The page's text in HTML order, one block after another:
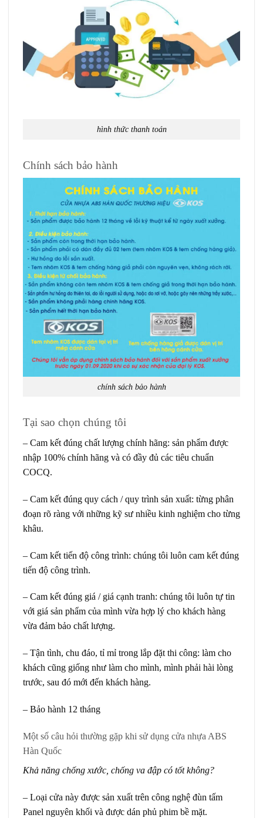
hình thức thanh toán
Chính sách bảo hành
chính sách bảo hành
Tại sao chọn chúng tôi
– Cam kết đúng chất lượng chính hãng: sản phẩm được
nhập 100% chính hãng và có đầy đủ các tiêu chuẩn
COCQ.
– Cam kết đúng quy cách / quy trình sản xuất: từng phân
đoạn rõ ràng với những kỹ sư nhiều kinh nghiệm cho từng
khâu.
– Cam kết tiến độ công trình: chúng tôi luôn cam kết đúng
tiến độ công trình.
– Cam kết đúng giá / giá cạnh tranh: chúng tôi luôn tự tin
với giá sản phẩm của mình vừa hợp lý cho khách hàng
vừa đảm bảo chất lượng.
– Tận tình, chu đáo, tỉ mỉ trong lắp đặt thi công: làm cho
khách cũng giống như làm cho mình, mình phải hài lòng
trước, sau đó mới đến khách hàng.
– Bảo hành 12 tháng
Một số câu hỏi thường gặp khi sử dụng cửa nhựa ABS
Hàn Quốc
Khả năng chống xước, chống va đập có tốt không?
– Loại cửa này được sản xuất trên công nghệ đùn tấm
Panel nguyên khối và được dán phủ phim bề mặt.